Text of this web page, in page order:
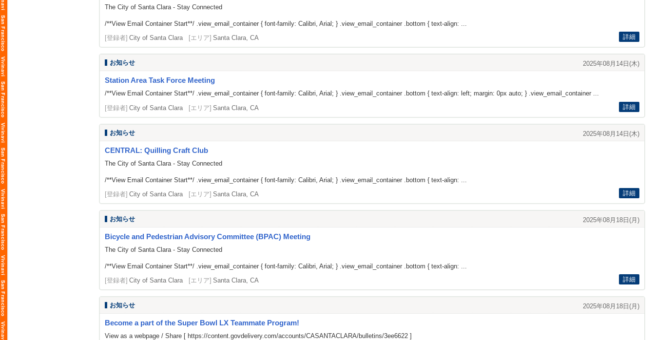
The City of Santa Clara - Stay Connected
/**View Email Container Start**/ .view_email_container { font-family: Calibri, Arial; } .view_email_container .bottom { text-align: ...
[登録者] City of Santa Clara [エリア] Santa Clara, CA 詳細
お知らせ 2025年08月14日(木)
Station Area Task Force Meeting
/**View Email Container Start**/ .view_email_container { font-family: Calibri, Arial; } .view_email_container .bottom { text-align: left; margin: 0px auto; } .view_email_container ...
[登録者] City of Santa Clara [エリア] Santa Clara, CA 詳細
お知らせ 2025年08月14日(木)
CENTRAL: Quilling Craft Club
The City of Santa Clara - Stay Connected
/**View Email Container Start**/ .view_email_container { font-family: Calibri, Arial; } .view_email_container .bottom { text-align: ...
[登録者] City of Santa Clara [エリア] Santa Clara, CA 詳細
お知らせ 2025年08月18日(月)
Bicycle and Pedestrian Advisory Committee (BPAC) Meeting
The City of Santa Clara - Stay Connected
/**View Email Container Start**/ .view_email_container { font-family: Calibri, Arial; } .view_email_container .bottom { text-align: ...
[登録者] City of Santa Clara [エリア] Santa Clara, CA 詳細
お知らせ 2025年08月18日(月)
Become a part of the Super Bowl LX Teammate Program!
View as a webpage / Share [ https://content.govdelivery.com/accounts/CASANTACLARA/bulletins/3ee6622 ]